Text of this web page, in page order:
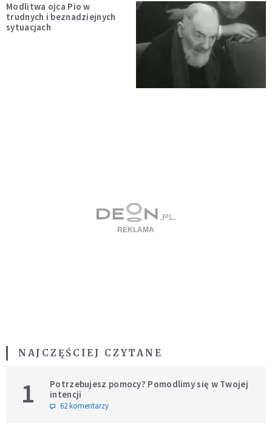
Modlitwa ojca Pio w
trudnych i beznadziejnych
sytuacjach
NAJCZĘŚCIEJ CZYTANE
1
Potrzebujesz pomocy? Pomodlimy się w Twojej
intencji
62 komentarzy